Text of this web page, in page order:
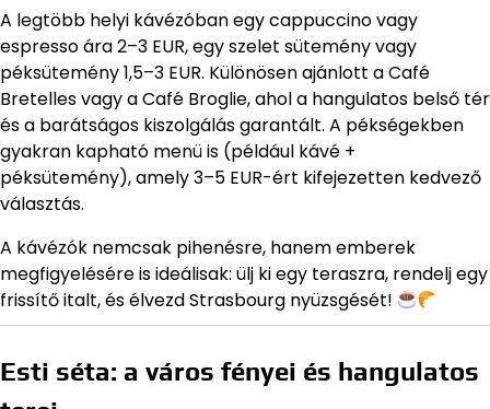
A legtöbb helyi kávézóban egy cappuccino vagy
espresso ára 2–3 EUR, egy szelet sütemény vagy
péksütemény 1,5–3 EUR. Különösen ajánlott a Café
Bretelles vagy a Café Broglie, ahol a hangulatos belső tér
és a barátságos kiszolgálás garantált. A pékségekben
gyakran kapható menü is (például kávé +
péksütemény), amely 3–5 EUR-ért kifejezetten kedvező
választás.
A kávézók nemcsak pihenésre, hanem emberek
megfigyelésére is ideálisak: ülj ki egy teraszra, rendelj egy
frissítő italt, és élvezd Strasbourg nyüzsgését!
Esti séta: a város fényei és hangulatos